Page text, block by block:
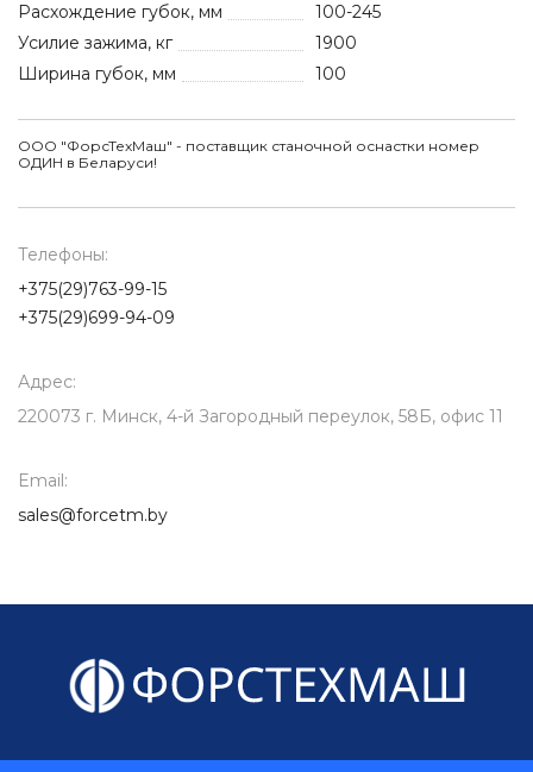
Расхождение губок, мм
100-245
Усилие зажима, кг
1900
Ширина губок, мм
100
ООО "ФорсТехМаш" - поставщик станочной оснастки номер
ОДИН в Беларуси!
Телефоны:
+375(29)763-99-15
+375(29)699-94-09
Адрес:
220073 г. Минск, 4-й Загородный переулок, 58Б, офис 11
Email:
sales@forcetm.by